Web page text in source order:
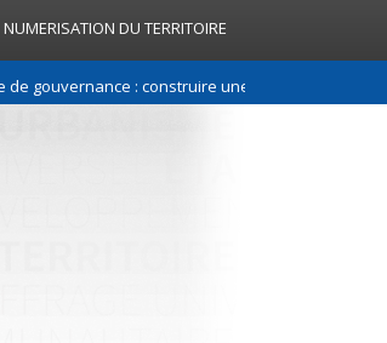
NUMERISATION DU TERRITOIRE
gouvernance : construire une relation de